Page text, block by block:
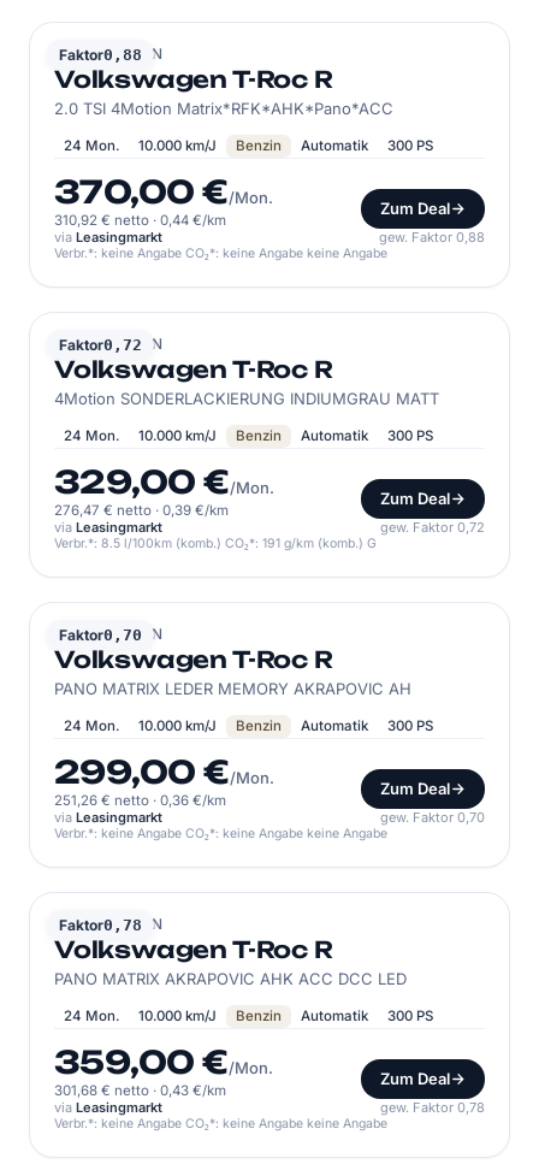
Faktor0,88
VOLKSWAGEN
Volkswagen T-Roc R
2.0 TSI 4Motion Matrix*RFK*AHK*Pano*ACC
24 Mon. 10.000 km/J Benzin Automatik 300 PS
370,00 €/Mon.
310,92 € netto · 0,44 €/km
Zum Deal
via Leasingmarkt gew. Faktor 0,88
Verbr.*: keine Angabe CO₂*: keine Angabe keine Angabe
Faktor0,72
VOLKSWAGEN
Volkswagen T-Roc R
4Motion SONDERLACKIERUNG INDIUMGRAU MATT
24 Mon. 10.000 km/J Benzin Automatik 300 PS
329,00 €/Mon.
276,47 € netto · 0,39 €/km
Zum Deal
via Leasingmarkt gew. Faktor 0,72
Verbr.*: 8.5 l/100km (komb.) CO₂*: 191 g/km (komb.) G
Faktor0,70
VOLKSWAGEN
Volkswagen T-Roc R
PANO MATRIX LEDER MEMORY AKRAPOVIC AH
24 Mon. 10.000 km/J Benzin Automatik 300 PS
299,00 €/Mon.
251,26 € netto · 0,36 €/km
Zum Deal
via Leasingmarkt gew. Faktor 0,70
Verbr.*: keine Angabe CO₂*: keine Angabe keine Angabe
Faktor0,78
VOLKSWAGEN
Volkswagen T-Roc R
PANO MATRIX AKRAPOVIC AHK ACC DCC LED
24 Mon. 10.000 km/J Benzin Automatik 300 PS
359,00 €/Mon.
301,68 € netto · 0,43 €/km
Zum Deal
via Leasingmarkt gew. Faktor 0,78
Verbr.*: keine Angabe CO₂*: keine Angabe keine Angabe